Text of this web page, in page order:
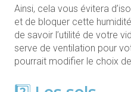
Ainsi, cela vous évitera
et de bloquer cette
de savoir l’utilité de votre
serve de ventilation pour
pourrait modifier le choix